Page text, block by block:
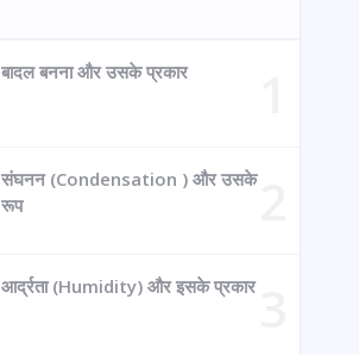
बादल बनना और उसके प्रकार
संघनन (Condensation ) और उसके
रूप
आर्द्रता (Humidity) और इसके प्रकार